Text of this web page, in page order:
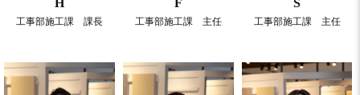
H
工事部施工課 課長
F
工事部施工課 主任
S
工事部施工課 主任